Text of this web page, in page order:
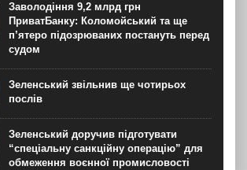
Заволодіння 9,2 млрд грн
ПриватБанку: Коломойський та ще
п’ятеро підозрюваних постануть перед
судом
Зеленський звільнив ще чотирьох
послів
Зеленський доручив підготувати
“спеціальну санкційну операцію” для
обмеження воєнної промисловості